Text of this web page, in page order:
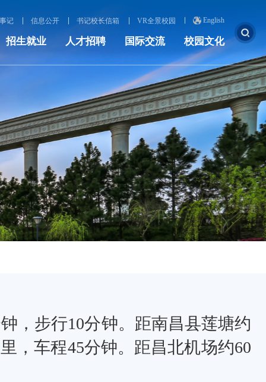
记 信息公开 书记校长信箱 VR全景校园 English
招生就业 人才招聘 国际交流 校园文化
，步行10分钟。距南昌县莲塘约
，车程45分钟。距昌北机场约60